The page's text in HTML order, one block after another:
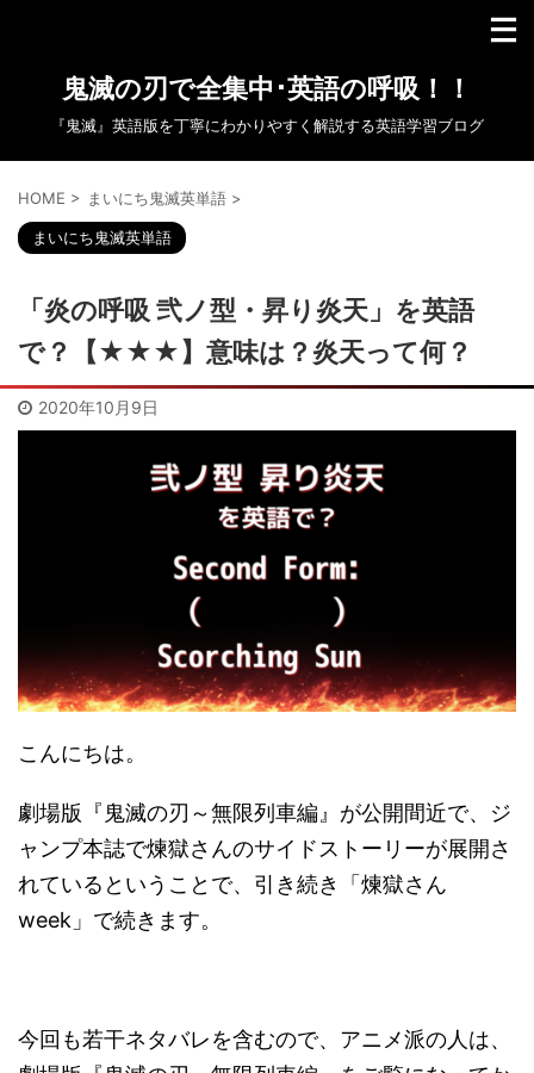
鬼滅の刃で全集中･英語の呼吸！！
『鬼滅』英語版を丁寧にわかりやすく解説する英語学習ブログ
HOME > まいにち鬼滅英単語 >
まいにち鬼滅英単語
「炎の呼吸 弐ノ型・昇り炎天」を英語
で？【★★★】意味は？炎天って何？
2020年10月9日
こんにちは。
劇場版『鬼滅の刃～無限列車編』が公開間近で、ジ
ャンプ本誌で煉獄さんのサイドストーリーが展開さ
れているということで、引き続き「煉獄さん
week」で続きます。
今回も若干ネタバレを含むので、アニメ派の人は、